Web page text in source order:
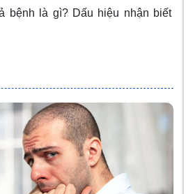
bệnh là gì? Dấu hiệu nhận biết